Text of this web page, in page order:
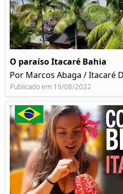
O paraíso Itacaré Bahia
Por Marcos Abaga / Itacaré
Publicado em 19/08/2022